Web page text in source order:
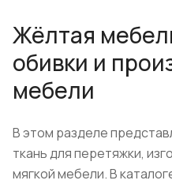
Жёлтая
обивки и
мебели
В этом разделе
ткань для перетяжки,
мягкой мебели. В